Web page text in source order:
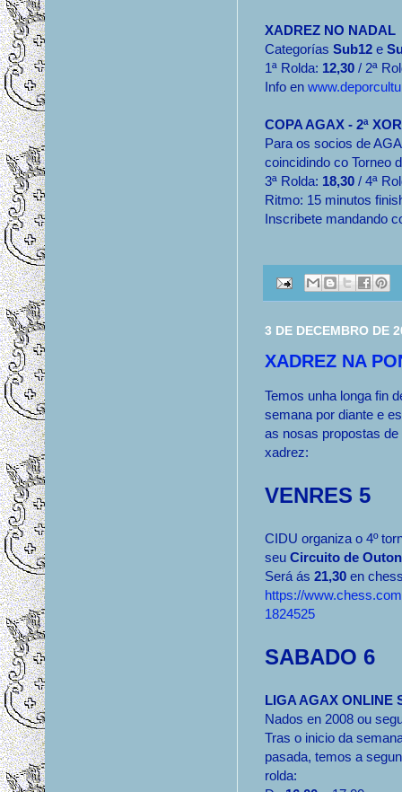
XADREZ NO NADAL
Categorías Sub12 e
1ª Rolda: 12,30 / 2ª
Info en
COPA AGAX - 2ª
Para os socios de
coincidindo co Torneo
3ª Rolda: 18,30 / 4ª
Ritmo: 15 minutos
Inscribete mandando
3 DE DECEMBRO DE
XADREZ NA
Temos unha longa fin
semana por diante e
as nosas propostas de
xadrez:
VENRES 5
CIDU organiza o 4º
seu Circuito de
Será ás 21,30 en
https://
1824525
SABADO 6
LIGA AGAX ONLINE
Nados en 2008 ou
Tras o inicio da
pasada, temos a
rolda: